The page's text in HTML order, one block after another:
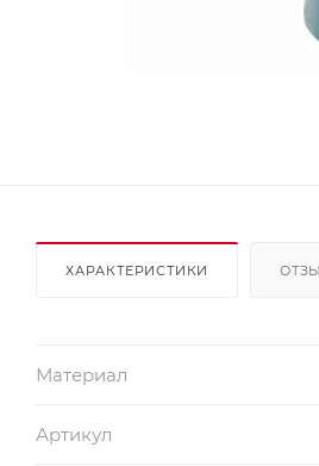
ХАРАКТЕРИСТИКИ
Материал
Артикул